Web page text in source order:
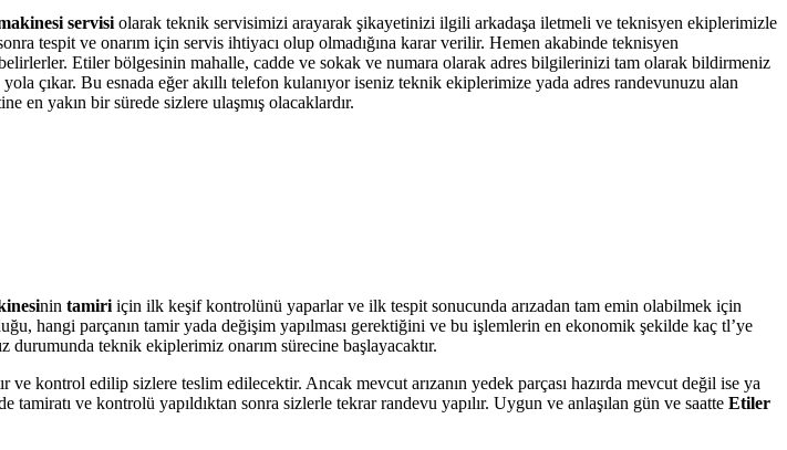
servisi olarak teknik servisimizi arayarak şikayetinizi ilgili arkadaşa iletmeli ve teknisyen ekiplerimizle
tespit ve onarım için servis ihtiyacı olup olmadığına karar verilir. Hemen akabinde teknisyen
Etiler bölgesinin mahalle, cadde ve sokak ve numara olarak adres bilgilerinizi tam olarak bildirmeniz
çıkar. Bu esnada eğer akıllı telefon kulanıyor iseniz teknik ekiplerimize yada adres randevunuzu alan
en yakın bir sürede sizlere ulaşmış olacaklardır.
nin tamiri için ilk keşif kontrolünü yaparlar ve ilk tespit sonucunda arızadan tam emin olabilmek için
hangi parçanın tamir yada değişim yapılması gerektiğini ve bu işlemlerin en ekonomik şekilde kaç tl’ye
teknik ekiplerimiz onarım sürecine başlayacaktır.
ve kontrol edilip sizlere teslim edilecektir. Ancak mevcut arızanın yedek parçası hazırda mevcut değil ise ya
ve kontrolü yapıldıktan sonra sizlerle tekrar randevu yapılır. Uygun ve anlaşılan gün ve saatte Etiler